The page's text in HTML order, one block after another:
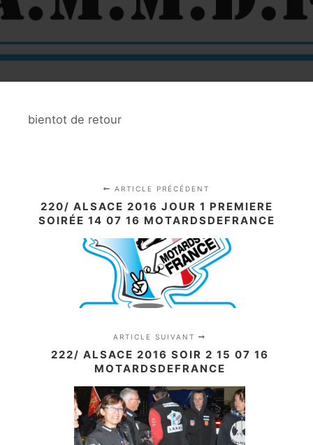
bientot de retour
ARTICLE PRÉCÉDENT
220/ ALSACE 2016 JOUR 1 PREMIERE
SOIRÉE 14 07 16 MOTARDSDEFRANCE
ARTICLE SUIVANT
222/ ALSACE 2016 SOIR 2 15 07 16
MOTARDSDEFRANCE